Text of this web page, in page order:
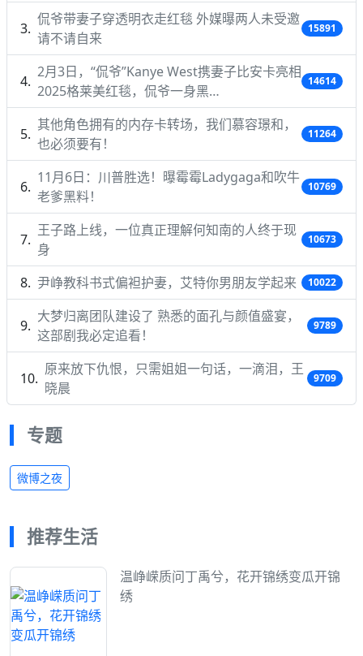
侃爷带妻子穿透明衣走红毯 外媒曝两人未受邀
请不请自来
15891
2月3日，“侃爷”Kanye West携妻子比安卡亮相
2025格莱美红毯，侃爷一身黑…
14614
其他角色拥有的内存卡转场，我们慕容璟和，
也必须要有！
11264
11月6日：川普胜选！曝霉霉Ladygaga和吹牛
老爹黑料！
10769
王子路上线，一位真正理解何知南的人终于现
身
10673
尹峥教科书式偏袒护妻，艾特你男朋友学起来 10022
大梦归离团队建设了 熟悉的面孔与颜值盛宴，
这部剧我必定追看！
9789
原来放下仇恨，只需姐姐一句话，一滴泪，王
晓晨
9709
专题
微博之夜
推荐生活
温峥嵘质问丁禹兮，花开锦绣变瓜开锦
绣